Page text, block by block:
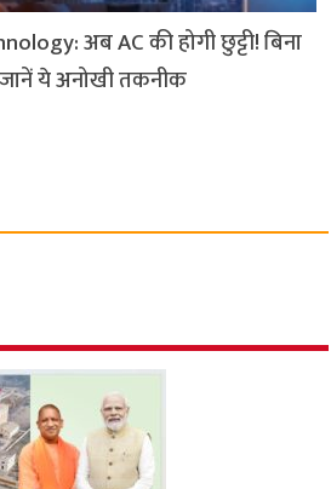
अब AC की होगी छुट्टी! बिना
ये अनोखी तकनीक